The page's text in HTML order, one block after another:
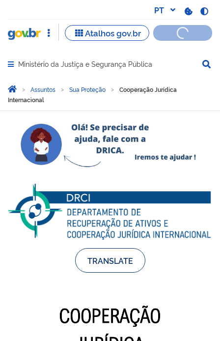
Abrir menu principal de navegação
Ministério da Justiça e Segurança Pública
Você está aqui:
Página Inicial
Assuntos Sua Proteção
Cooperação Jurídica
Internacional
Cooperação Jurídica
TRANSLATE